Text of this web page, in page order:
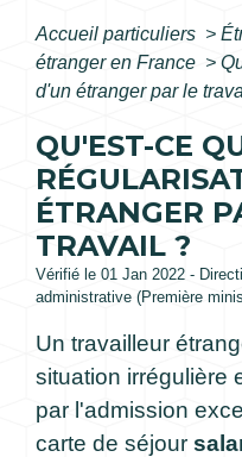
Accueil particuliers >
étranger en France >
d'un étranger par le
QU'EST-CE
ÉTRANGER
TRAVAIL ?
Vérifié le 01 Jan 2022 -
administrative (Première
Un travailleur
situation irrégulière
par l'admission
carte de séjour